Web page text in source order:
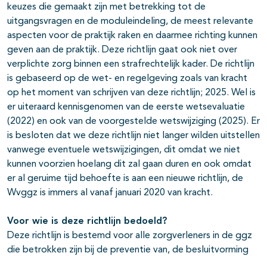
keuzes die gemaakt zijn met betrekking tot de
uitgangsvragen en de moduleindeling, de meest relevante
aspecten voor de praktijk raken en daarmee richting kunnen
geven aan de praktijk. Deze richtlijn gaat ook niet over
verplichte zorg binnen een strafrechtelijk kader. De richtlijn
is gebaseerd op de wet- en regelgeving zoals van kracht
op het moment van schrijven van deze richtlijn; 2025. Wel is
er uiteraard kennisgenomen van de eerste wetsevaluatie
(2022) en ook van de voorgestelde wetswijziging (2025). Er
is besloten dat we deze richtlijn niet langer wilden uitstellen
vanwege eventuele wetswijzigingen, dit omdat we niet
kunnen voorzien hoelang dit zal gaan duren en ook omdat
er al geruime tijd behoefte is aan een nieuwe richtlijn, de
Wvggz is immers al vanaf januari 2020 van kracht.
Voor wie is deze richtlijn bedoeld?
Deze richtlijn is bestemd voor alle zorgverleners in de ggz
die betrokken zijn bij de preventie van, de besluitvorming